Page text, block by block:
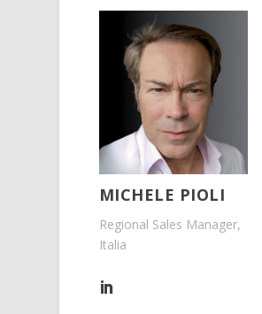
MICHELE PIOLI
Regional Sales Manager,
Italia